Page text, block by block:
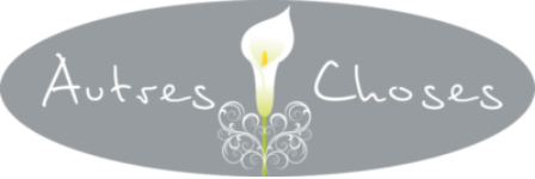
vers
le
contenu